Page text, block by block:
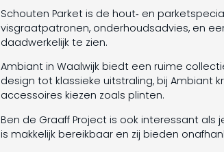
Schouten Parket is de hout‑ en
visgraatpatronen, onderhoudsadvies, en
daadwerkelijk te zien.
Ambiant in Waalwijk biedt een ruime
design tot klassieke uitstraling, bij Ambiant
accessoires kiezen zoals plinten.
Ben de Graaff Project is ook interessant
is makkelijk bereikbaar en zij bieden